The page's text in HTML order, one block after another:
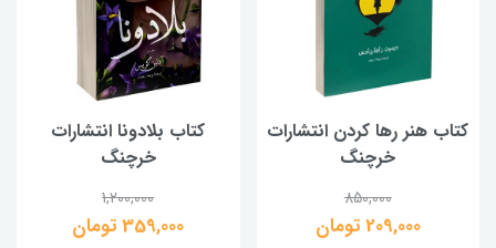
کتاب هنر رها کردن انتشارات
خرچنگ
850,000
209,000 تومان
کتاب بلادونا انتشارات
خرچنگ
1,200,000
359,000 تومان